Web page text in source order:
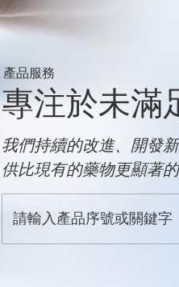
產品服務
專注於未滿
我們持續的改進、開發
供比現有的藥物更顯著的